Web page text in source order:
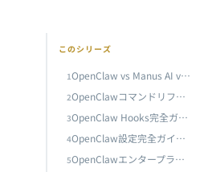
このシリーズ
1 OpenClaw vs Manus AI vs Claude Code：2026年AIエージェントフレームワーク徹底比較＆選定ガイド
2 OpenClawコマンドリファレンス：基本操作から高度なCLIテクニックまで
3 OpenClaw Hooks完全ガイド：イベント駆動型オートメーション設計パターンと実践ケーススタディ
4 OpenClaw設定完全ガイド：openclaw.jsonからコアモデル管理まで
5 OpenClawエンタープライズ統合ガイド：Notion・Microsoft Teams・SlackでオムニチャネルAIアシスタントを構築